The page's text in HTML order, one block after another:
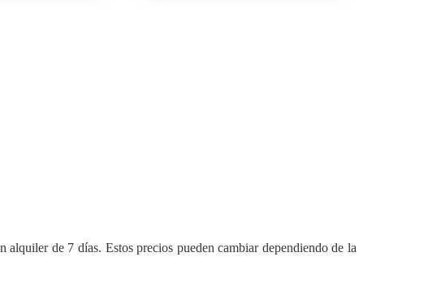
de 7 días. Estos precios pueden cambiar dependiendo de la